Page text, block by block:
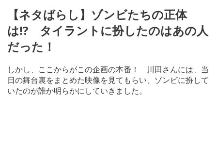
【ネタばらし】ゾンビたちの正体
は!? タイラントに扮したのはあの人
だった！
しかし、ここからがこの企画の本番！ 川田さんには、当
日の舞台裏をまとめた映像を見てもらい、ゾンビに扮して
いたのが誰か明らかにしていきました。